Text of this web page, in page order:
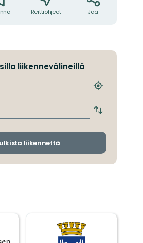
Reittiohjeet Jaa
liikennevälineillä
Etsi
pysäkki
Vaihda
ja
liikennettä